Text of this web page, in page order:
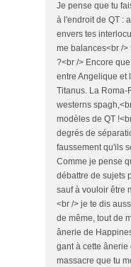
Je pense que tu
à l'endroit de QT :
envers tes
me balances<br />
?<br /> Encore
entre Angelique et
Titanus. La Roma-
westerns
modèles de QT
degrés de
faussement qu'ils
Comme je pense
débattre de sujets
sauf à vouloir être
<br /> je te dis
de même, tout de
ânerie de
gant à cette ânerie
massacre que tu